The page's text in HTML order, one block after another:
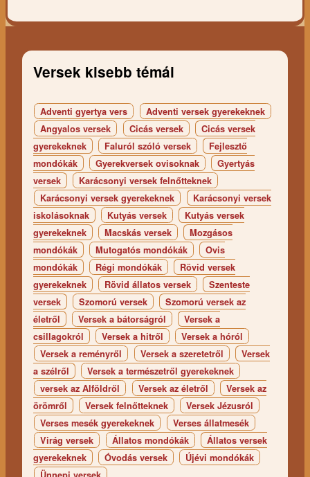
Versek kisebb témái
Adventi gyertya vers
Adventi versek gyerekeknek
Angyalos versek
Cicás versek
Cicás versek
gyerekeknek
Faluról szóló versek
Fejlesztő
mondókák
Gyerekversek ovisoknak
Gyertyás
versek
Karácsonyi versek felnőtteknek
Karácsonyi versek gyerekeknek
Karácsonyi versek
iskolásoknak
Kutyás versek
Kutyás versek
gyerekeknek
Macskás versek
Mozgásos
mondókák
Mutogatós mondókák
Ovis
mondókák
Régi mondókák
Rövid versek
gyerekeknek
Rövid állatos versek
Szenteste
versek
Szomorú versek
Szomorú versek az
életről
Versek a bátorságról
Versek a
csillagokról
Versek a hitről
Versek a hóról
Versek a reményről
Versek a szeretetről
Versek
a szélről
Versek a természetről gyerekeknek
versek az Alföldről
Versek az életről
Versek az
örömről
Versek felnőtteknek
Versek Jézusról
Verses mesék gyerekeknek
Verses állatmesék
Virág versek
Állatos mondókák
Állatos versek
gyerekeknek
Óvodás versek
Újévi mondókák